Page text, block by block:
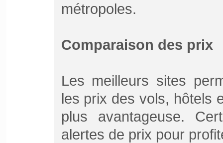
métropoles.
Comparaison des prix
Les meilleurs sites
les prix des vols, hôtels
plus avantageuse.
alertes de prix pour